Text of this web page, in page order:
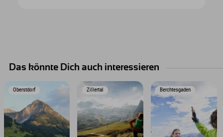
Das könnte Dich auch interessieren
Oberstdorf Zillertal Berchtesgaden